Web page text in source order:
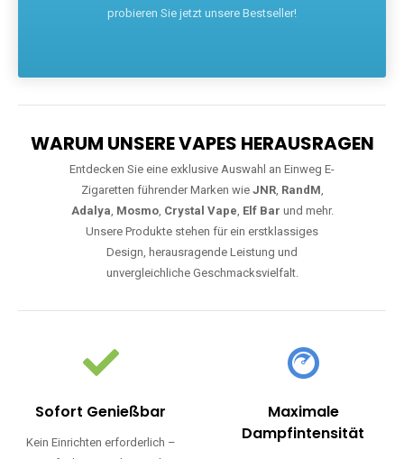
probieren Sie jetzt unsere Bestseller!
WARUM UNSERE VAPES HERAUSRAGEN
Entdecken Sie eine exklusive Auswahl an Einweg E-
Zigaretten führender Marken wie JNR, RandM,
Adalya, Mosmo, Crystal Vape, Elf Bar und mehr.
Unsere Produkte stehen für ein erstklassiges
Design, herausragende Leistung und
unvergleichliche Geschmacksvielfalt.
Sofort Genießbar
Kein Einrichten erforderlich –
Maximale
Dampfintensität